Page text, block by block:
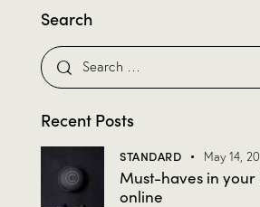
Search
Recent Posts
STANDARD May 14,
Must-haves in
online